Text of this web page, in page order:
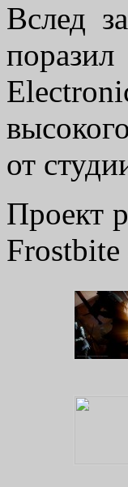
Вслед
от
Проект
Frostbite